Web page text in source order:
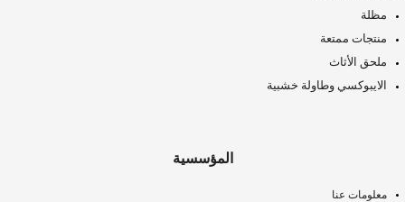
مظلة
منتجات ممتعة
ملحق الأثاث
الايبوكسي وطاولة خشبية
المؤسسية
معلومات عنا